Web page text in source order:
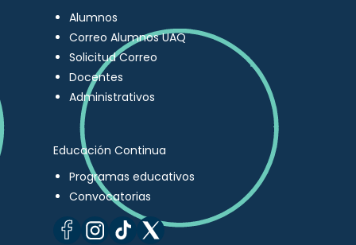
Alumnos
Correo Alumnos UAQ
Solicitud Correo
Docentes
Administrativos
Educación Continua
Programas educativos
Convocatorias